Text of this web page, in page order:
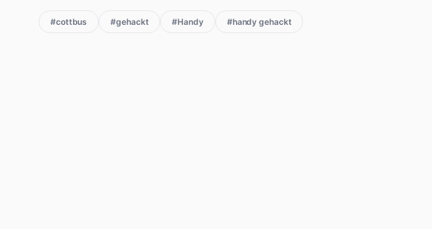
#cottbus #gehackt #Handy #handy gehackt